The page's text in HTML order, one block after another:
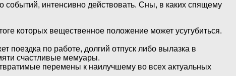
событий, интенсивно действовать. Сны, в каких спящему
которых вещественное положение может усугубиться.
поездка по работе, долгий отпуск либо вылазка в
счастливые мемуары.
перемены к наилучшему во всех актуальных